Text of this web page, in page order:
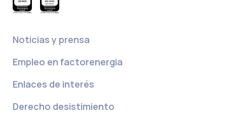
Noticias y prensa
Empleo en factorenergia
Enlaces de interés
Derecho desistimiento